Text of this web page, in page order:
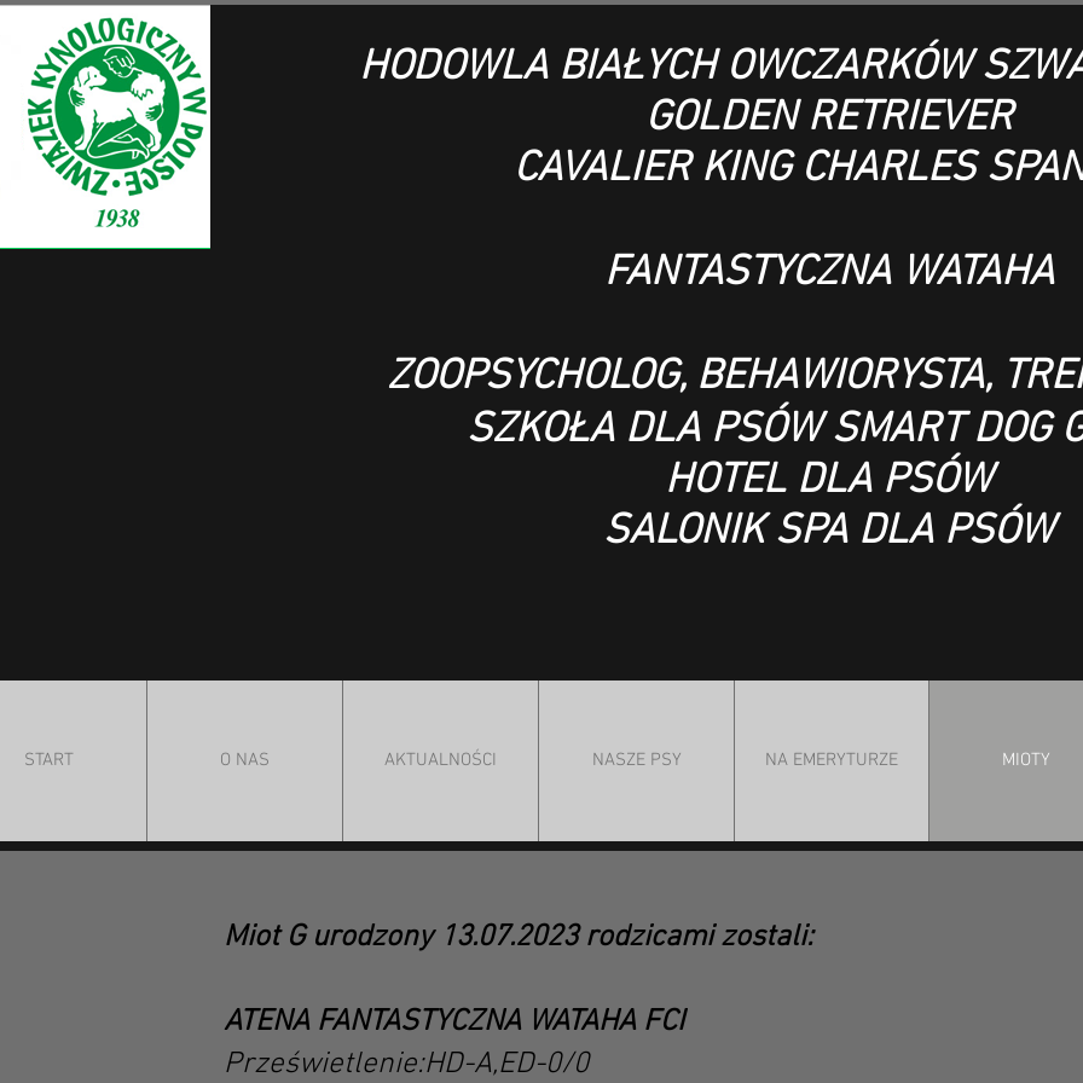
HODOWLA BIAŁYCH OWCZARKÓW
GOLDEN RETRIEVER
CAVALIER KING CHARLES
FANTASTYCZNA WATAHA
ZOOPSYCHOLOG, BEHAWIORYSTA,
SZKOŁA DLA PSÓW SMART DOG
HOTEL DLA PSÓW
SALONIK SPA DLA PSÓW
START O NAS AKTUALNOŚCI NASZE PSY NA EMERYTURZE MIOTY
Miot G urodzony 13.07.2023 rodzicami zostali:
ATENA FANTASTYCZNA WATAHA FCI
Prześwietlenie:HD-A,ED-0/0